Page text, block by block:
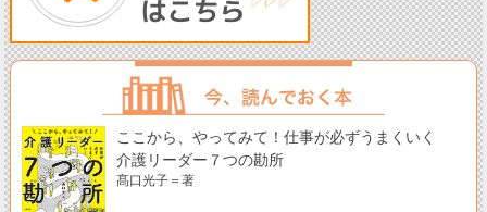
ここから、やってみて！仕事が必ずうまくいく
介護リーダー７つの勘所
髙口光子＝著